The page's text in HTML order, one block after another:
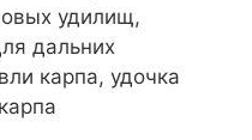
удилищ,
дальних
карпа, удочка